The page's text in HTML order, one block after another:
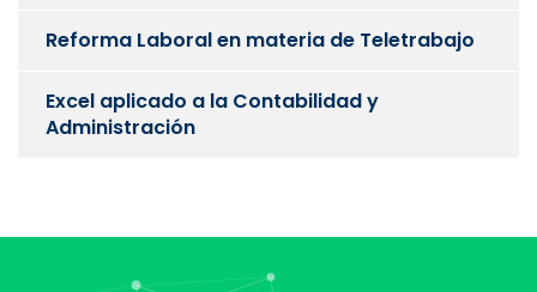
Reforma Laboral en materia de Teletrabajo
Excel aplicado a la Contabilidad y
Administración